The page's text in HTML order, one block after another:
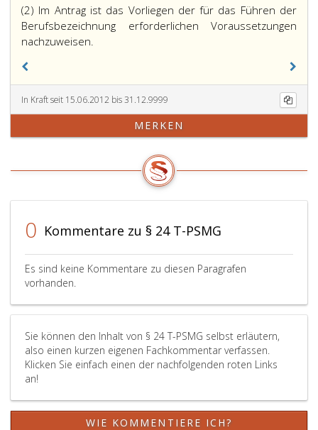
(2) Im Antrag ist das Vorliegen der für das Führen der
Berufsbezeichnung erforderlichen Voraussetzungen
nachzuweisen.
In Kraft seit 15.06.2012 bis 31.12.9999
MERKEN
0 Kommentare zu § 24 T-PSMG
Es sind keine Kommentare zu diesen Paragrafen
vorhanden.
Sie können den Inhalt von § 24 T-PSMG selbst erläutern,
also einen kurzen eigenen Fachkommentar verfassen.
Klicken Sie einfach einen der nachfolgenden roten Links
an!
WIE KOMMENTIERE ICH?